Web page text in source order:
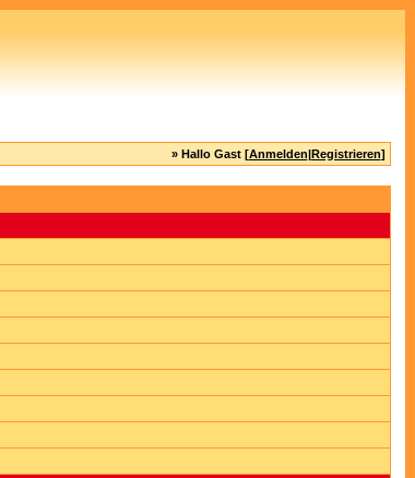
» Hallo Gast [Anmelden|Registrieren]